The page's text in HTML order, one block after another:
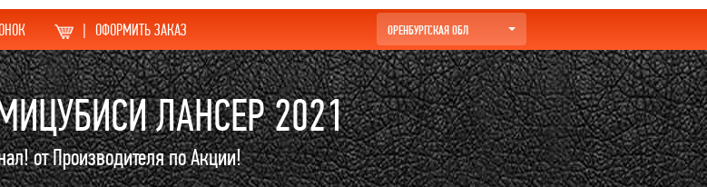
| ОФОРМИТЬ ЗАКАЗ ОРЕНБУРГСКАЯ ОБЛ
ЛАНСЕР 2021
от Производителя по Акции!